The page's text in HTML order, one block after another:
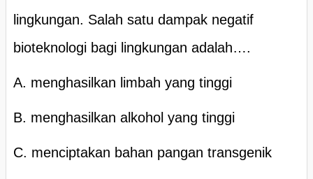
lingkungan. Salah satu dampak negatif
bioteknologi bagi lingkungan adalah….
A. menghasilkan limbah yang tinggi
B. menghasilkan alkohol yang tinggi
C. menciptakan bahan pangan transgenik